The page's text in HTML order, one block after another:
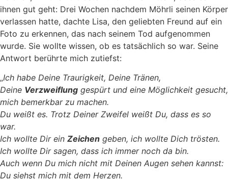
ihnen gut geht: Drei Wochen nachdem Möhrli seinen Körper
verlassen hatte, dachte Lisa, den geliebten Freund auf ein
Foto zu erkennen, das nach seinem Tod aufgenommen
wurde. Sie wollte wissen, ob es tatsächlich so war. Seine
Antwort berührte mich zutiefst:
„Ich habe Deine Traurigkeit, Deine Tränen,
Deine Verzweiflung gespürt und eine Möglichkeit gesucht,
mich bemerkbar zu machen.
Du weißt es. Trotz Deiner Zweifel weißt Du, dass es so
war.
Ich wollte Dir ein Zeichen geben, ich wollte Dich trösten.
Ich wollte Dir sagen, dass ich immer noch da bin.
Auch wenn Du mich nicht mit Deinen Augen sehen kannst:
Du siehst mich mit dem Herzen.